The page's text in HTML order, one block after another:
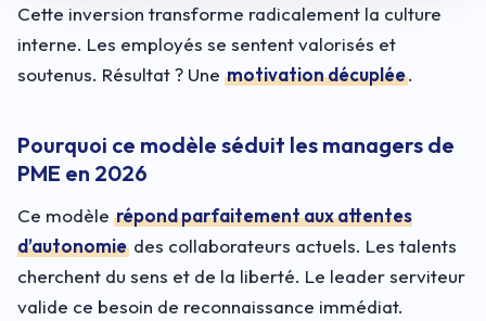
Cette inversion transforme radicalement la culture
interne. Les employés se sentent valorisés et
soutenus. Résultat ? Une motivation décuplée.
Pourquoi ce modèle séduit les managers de
PME en 2026
Ce modèle répond parfaitement aux attentes
d’autonomie des collaborateurs actuels. Les talents
cherchent du sens et de la liberté. Le leader serviteur
valide ce besoin de reconnaissance immédiat.